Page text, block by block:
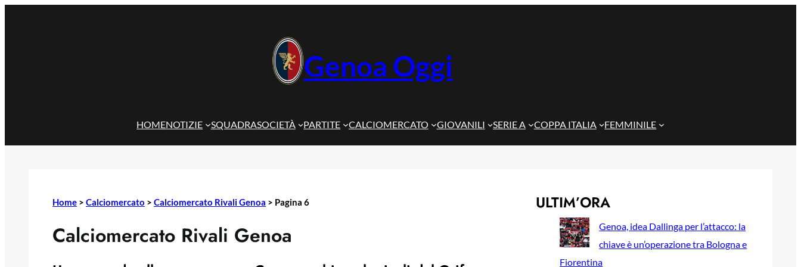
Genoa Oggi
HOMENOTIZIE SQUADRASOCIETÀ PARTITE CALCIOMERCATO GIOVANILI SERIE A COPPA ITALIA FEMMINILE
Home > Calciomercato > Calciomercato Rivali Genoa > Pagina 6
Calciomercato Rivali Genoa
ULTIM’ORA
Genoa, idea Dallinga per l’attacco: la
chiave è un’operazione tra Bologna e
Fiorentina